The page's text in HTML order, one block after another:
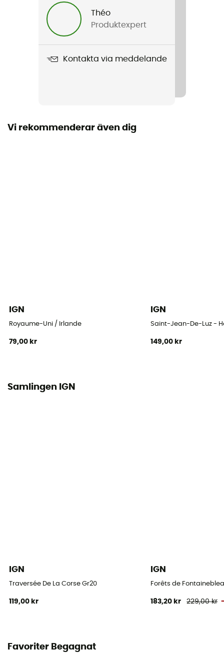
Théo
Produktexpert
Kontakta via meddelande
Vi rekommenderar även dig
IGN
Royaume-Uni / Irlande
79,00 kr
IGN
Saint-Jean-De-Luz -
149,00 kr
Samlingen IGN
IGN
Traversée De La Corse Gr20
119,00 kr
IGN
Forêts de
183,20 kr 229,00 kr
Favoriter Begagnat